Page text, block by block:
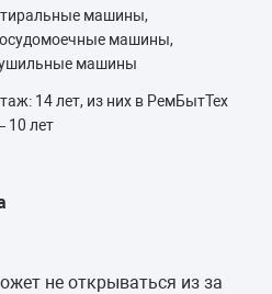
машины,
машины,
машины
14 лет, из них в РемБытТех
10 лет
не открываться из за